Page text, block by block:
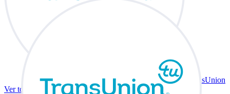
TransUnion
Ver todas las integraciones